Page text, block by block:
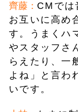
齊藤： CMでは
お互いに高め
す。うまくハ
やスタッフさ
らえたり、一
よね」と言わ
いです。